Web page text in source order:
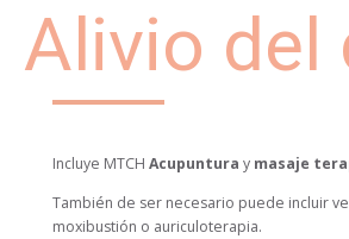
Alivio del
Incluye MTCH Acupuntura y masaje
También de ser necesario puede incluir
moxibustión o auriculoterapia.